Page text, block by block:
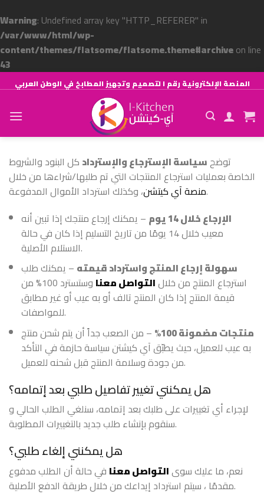
Warning: Undefined array key "HTTP_REFERER" in
/var/www/html/wp-
content/themes/flatsome/flatsome.theme#archiveon line
43
to
content
المنصة الإلكترونية رقم ١ لتصميم وتجهيز المطابخ في الوطن العربي
توضح سياسة الإسترجاع والإسترداد كل البنود والشروط
الخاصة بعمليات استرجاع المنتجات التي تم طلبها/شراءها من خلال
منصة آي كيتشن، وكذلك استرداد الأموال المدفوعة.
الإرجاع خلال 14 يوم
– يمكنك إرجاع منتجك إذا تبين أنه
معيب خلال 14 يومًا من تاريخ التسليم إذا كان في حالة
الاستلام الأصلية.
سهولة إرجاع المنتج واسترداد قيمته – يمكنك طلب
استرجاع المنتج من خلالالتواصل معنا
وستسترد 100% من
قيمة المنتج إذا كان المنتج تالف أو به عيب أو غير مطابق
للمواصفات.
منتجات مضمونة 100%
– من الصعب جداً أن يتم شحن منتج
به عيب للعميل، حيث يطبّق آي كيشتن سياسة حازمة في التأكد
من جودة وسلامة المنتج قبل شحنه للعميل.
هل يمكنني تغيير تفاصيل طلبي بعد إتمامه؟
لإجراء أي تغييرات على طلبك بعد إتمامه، سنلغي الطلب الحالي و
سنقوم بإنشاء طلب جديد بالتغييرات المطلوبة.
هل يمكنني إلغاء طلبي؟
نعم، ما عليك سوىالتواصل معنا في حالة أن الطلب مدفوع
مقدمًا ، سيتم استرداد إيداعك من خلال طريقة الدفع الأصلية.